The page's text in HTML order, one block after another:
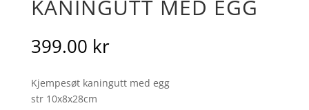
KANINGUTT MED EGG
399.00 kr
Kjempesøt kaningutt med egg
str 10x8x28cm